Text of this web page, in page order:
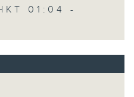
01:04 -